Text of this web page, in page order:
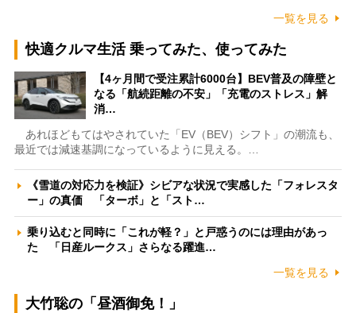
一覧を見る
快適クルマ生活 乗ってみた、使ってみた
【4ヶ月間で受注累計6000台】BEV普及の障壁と
なる「航続距離の不安」「充電のストレス」解
消…
あれほどもてはやされていた「EV（BEV）シフト」の潮流も、
最近では減速基調になっているように見える。…
《雪道の対応力を検証》シビアな状況で実感した「フォレスタ
ー」の真価 「ターボ」と「スト…
乗り込むと同時に「これが軽？」と戸惑うのには理由があっ
た 「日産ルークス」さらなる躍進…
一覧を見る
大竹聡の「昼酒御免！」